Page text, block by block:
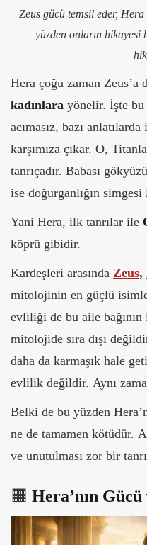
Zeus gücü temsil eder,
yüzden onların hikayesi
Hera çoğu zaman Zeus’a
kadınlara yönelir. İşte bu
acımasız, bazı
karşımıza çıkar. O,
tanrıçadır. Babası
ise doğurganlığın simgesi
Yani Hera, ilk tanrılar ile
köprü gibidir.
Kardeşleri arasında Zeus,
mitolojinin en güçlü
evliliği de bu aile
mitolojide sıra dışı
daha da karmaşık hale
evlilik değildir. Aynı
Belki de bu yüzden
ne de tamamen kötüdür.
ve unutulması zor bir
🟧 Hera’nın